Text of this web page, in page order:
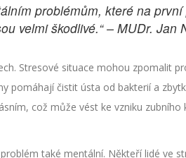
problémům, které na
velmi škodlivé.“ – MUDr. Jan
Stresové situace mohou zpomalit
pomáhají čistit ústa od bakterií a
což může vést ke vzniku zubního
také mentální. Někteří lidé ve